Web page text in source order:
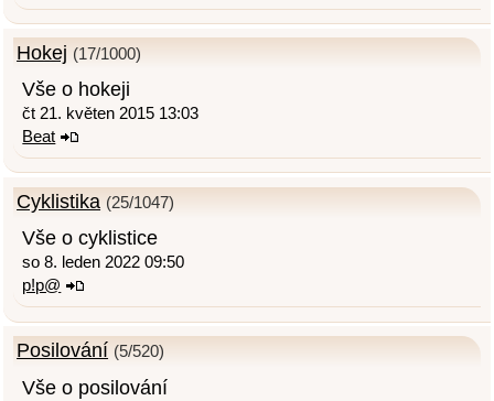
Hokej (17/1000)
Vše o hokeji
čt 21. květen 2015 13:03
Beat
Cyklistika (25/1047)
Vše o cyklistice
so 8. leden 2022 09:50
p!p@
Posilování (5/520)
Vše o posilování